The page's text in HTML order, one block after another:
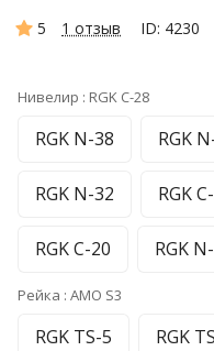
5 1 отзыв ID: 4230
Нивелир : RGK C-28
RGK N-38 RGK
RGK N-32 RGK
RGK C-20 RGK
Рейка : AMO S3
RGK TS-5 RGK